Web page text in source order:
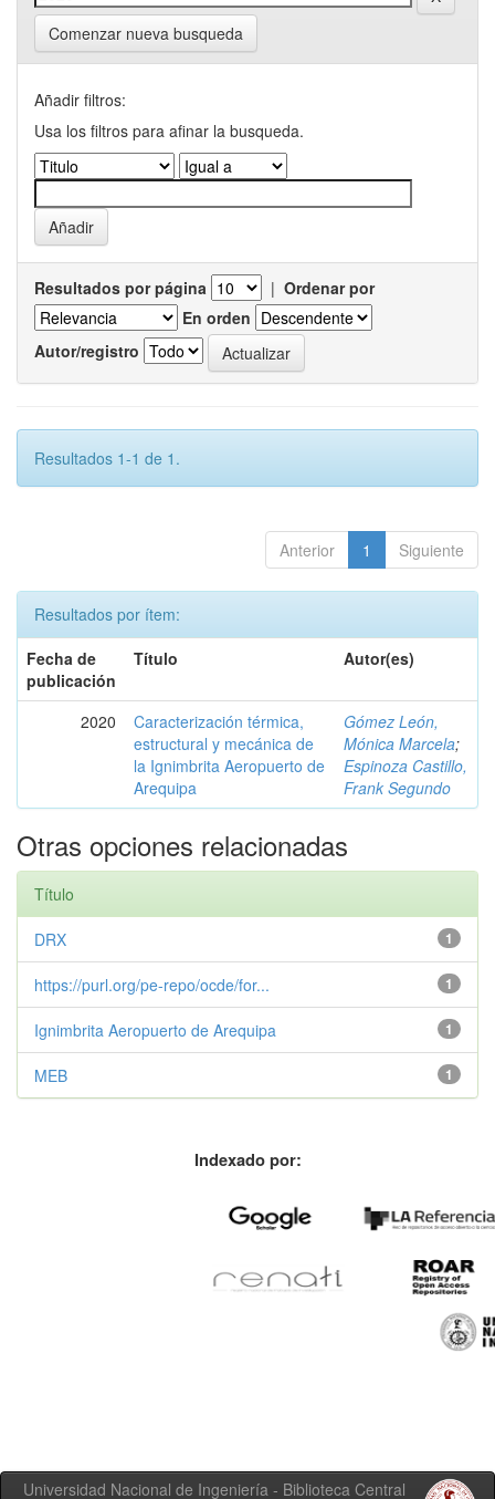
Comenzar nueva busqueda
Añadir filtros:
Usa los filtros para afinar la busqueda.
Resultados por página | Ordenar por
En orden
Autor/registro
Resultados 1-1 de 1.
Anterior 1 Siguiente
Resultados por ítem:
Fecha de
publicación
Título Autor(es)
2020
Caracterización térmica,
estructural y mecánica de
la Ignimbrita Aeropuerto de
Arequipa
Gómez León,
Mónica Marcela;
Espinoza Castillo,
Frank Segundo
Otras opciones relacionadas
Título
1
DRX
1
https://purl.org/pe-repo/ocde/for...
1
Ignimbrita Aeropuerto de Arequipa
1
MEB
Indexado por:
Universidad Nacional de Ingeniería - Biblioteca Central